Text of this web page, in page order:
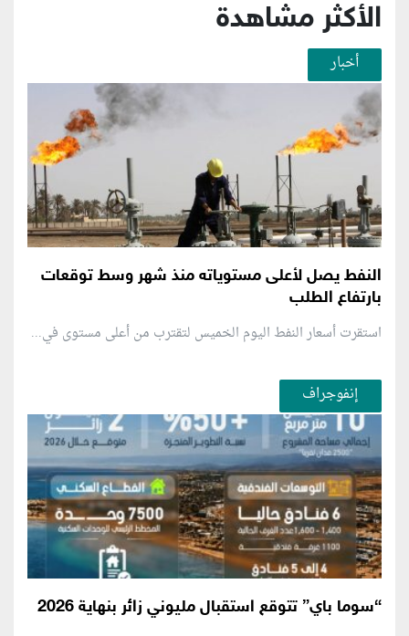
الأكثر مشاهدة
أخبار
النفط يصل لأعلى مستوياته منذ شهر وسط توقعات
بارتفاع الطلب
استقرت أسعار النفط اليوم الخميس لتقترب من أعلى مستوى في...
إنفوجراف
“سوما باي” تتوقع استقبال مليوني زائر بنهاية 2026